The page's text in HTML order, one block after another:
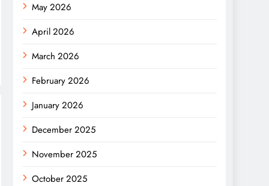
May 2026
April 2026
March 2026
February 2026
January 2026
December 2025
November 2025
October 2025